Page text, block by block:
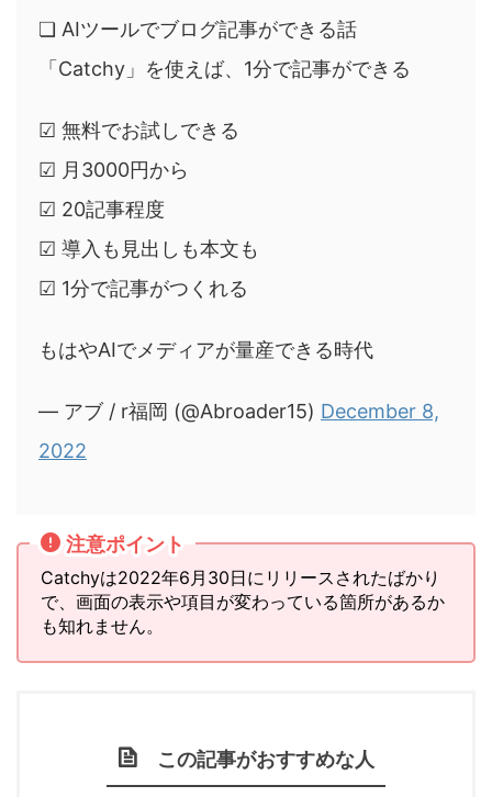
❏ AIツールでブログ記事ができる話
「Catchy」を使えば、1分で記事ができる
☑︎ 無料でお試しできる
☑︎ 月3000円から
☑︎ 20記事程度
☑︎ 導入も見出しも本文も
☑︎ 1分で記事がつくれる
もはやAIでメディアが量産できる時代
— アブ / r福岡 (@Abroader15) December 8,
2022
注意ポイント
Catchyは2022年6月30日にリリースされたばかり
で、画面の表示や項目が変わっている箇所があるか
も知れません。
この記事がおすすめな人